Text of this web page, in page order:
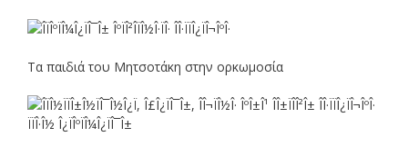
Τα παιδιά του Μητσοτάκη στην ορκωμοσία